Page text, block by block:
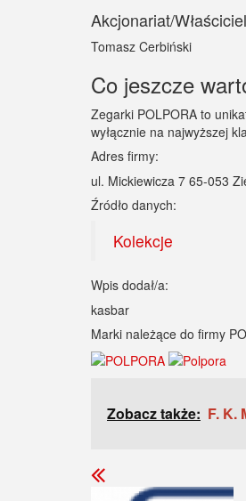
Akcjonariat/
Tomasz Cerbiński
Co jeszcze
Zegarki POLPORA to
wyłącznie na najwyższej
Adres firmy:
ul. Mickiewicza 7 65-053
Źródło danych:
Kolekcje
Wpis dodał/a:
kasbar
Marki należące do firmy
Zobacz także: F. K.